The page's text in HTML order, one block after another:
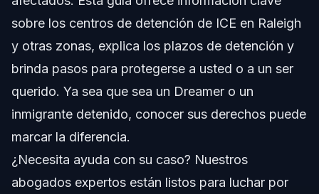
Retos Comunes y Cómo Evitar Errores
Cronograma: Duración y Procesos de Detención
Notas Jurisdiccionales: Raleigh, NC, FL y a Nivel
Nacional
Notas de Carolina del Norte
sobre los centros de detención de ICE en Raleigh
y otras zonas, explica los plazos de detención y
brinda pasos para protegerse a usted o a un ser
querido. Ya sea que sea un Dreamer o un
inmigrante detenido, conocer sus derechos puede
marcar la diferencia.
¿Necesita ayuda con su caso? Nuestros
abogados expertos están listos para luchar por